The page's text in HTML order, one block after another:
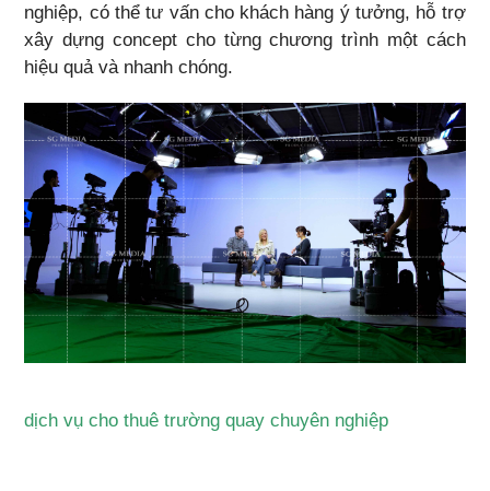
nghiệp, có thể tư vấn cho khách hàng ý tưởng, hỗ trợ
xây dựng concept cho từng chương trình một cách
hiệu quả và nhanh chóng.
dịch vụ cho thuê trường quay chuyên nghiệp